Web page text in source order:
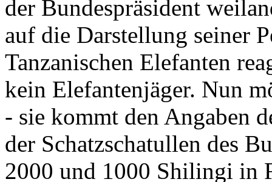
der Bundespräsident
auf die Darstellung seiner
Tanzanischen Elefanten
kein Elefantenjäger. Nun
- sie kommt den Angaben
der Schatzschatullen des
2000 und 1000 Shilingi in